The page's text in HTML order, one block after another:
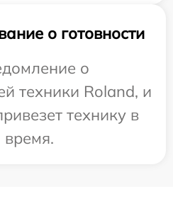
о готовности
о
техники Roland, и
технику в
время.